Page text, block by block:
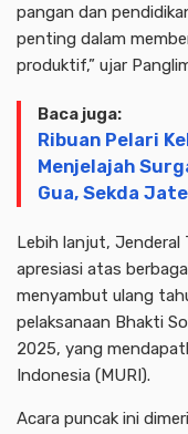
pangan dan
penting dalam
produktif,” ujar
Baca juga:
Ribuan Pelari
Menjelajah
Gua, Sekda
Lebih lanjut,
apresiasi atas
menyambut ulang
pelaksanaan Bhakti
2025, yang
Indonesia (MURI).
Acara puncak ini